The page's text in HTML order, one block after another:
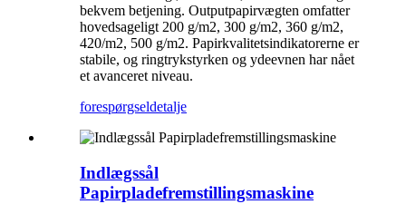
bekvem betjening. Outputpapirvægten omfatter
hovedsageligt 200 g/m2, 300 g/m2, 360 g/m2,
420/m2, 500 g/m2. Papirkvalitetsindikatorerne er
stabile, og ringtrykstyrken og ydeevnen har nået
et avanceret niveau.
forespørgseldetalje
Indlægssål
Papirpladefremstillingsmaskine